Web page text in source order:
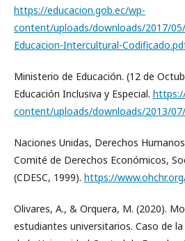
https://educacion.gob.ec/wp-
content/uploads/downloads/2017/
Educacion-Intercultural-
Ministerio de Educación. (12 de
Educación Inclusiva y Especial.
content/uploads/downloads/2013/
Naciones Unidas, Derechos
Comité de Derechos Económicos,
(CDESC, 1999). https://
Olivares, A., & Orquera, M. (2020).
estudiantes universitarios. Caso de